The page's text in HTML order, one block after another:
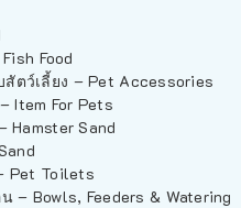
Food
ว์เลี้ยง – Pet Accessories
Item For Pets
Hamster Sand
Pet Toilets
– Bowls, Feeders & Watering